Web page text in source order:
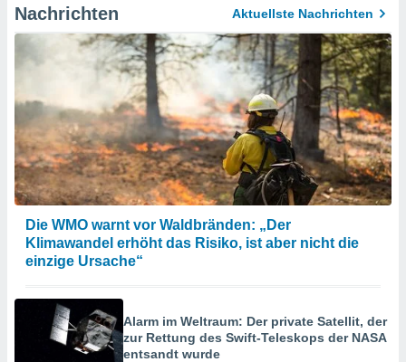
Nachrichten Aktuellste Nachrichten
Die WMO warnt vor Waldbränden: „Der
Klimawandel erhöht das Risiko, ist aber nicht die
einzige Ursache“
Alarm im Weltraum: Der private Satellit, der
zur Rettung des Swift-Teleskops der NASA
entsandt wurde